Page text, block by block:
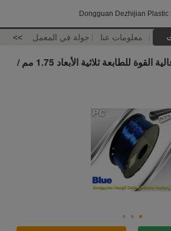
Dongguan Dezhijian Plastic
معلومات عنا جولة في المعمل >>
خيوط البولي كربونات عالية القوة للطابعة ثلاثية الأبعاد 1.75 مم /